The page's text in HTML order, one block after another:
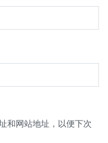
和网站地址，以便下次